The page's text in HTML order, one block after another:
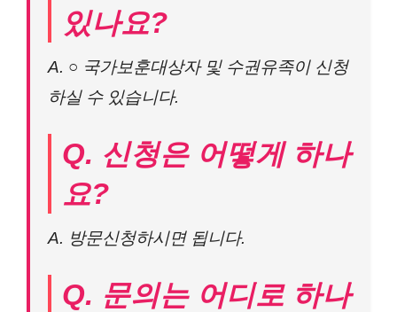
있나요?
A. ○ 국가보훈대상자 및 수권유족이 신청
하실 수 있습니다.
Q. 신청은 어떻게 하나
요?
A. 방문신청하시면 됩니다.
Q. 문의는 어디로 하나